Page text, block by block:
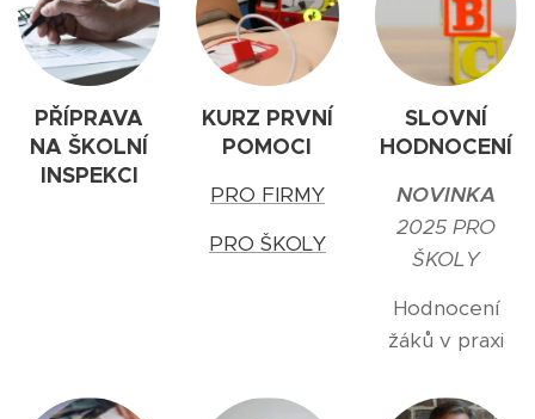
PŘÍPRAVA
NA ŠKOLNÍ
INSPEKCI
KURZ PRVNÍ
POMOCI
PRO FIRMY
PRO ŠKOLY
SLOVNÍ
HODNOCENÍ
NOVINKA
2025 PRO
ŠKOLY
Hodnocení
žáků v praxi